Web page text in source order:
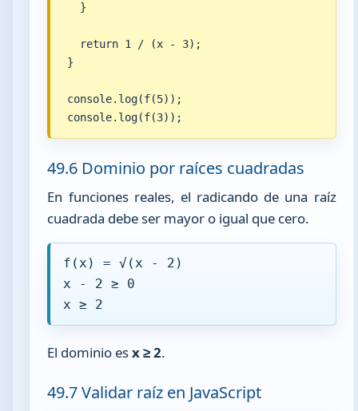
  }
  return 1 / (x - 3);
}
console.log(f(5));
console.log(f(3));
49.6 Dominio por raíces cuadradas
En funciones reales, el radicando de una raíz
cuadrada debe ser mayor o igual que cero.
f(x) = √(x - 2)
x - 2 ≥ 0
x ≥ 2
El dominio esx ≥ 2.
49.7 Validar raíz en JavaScript